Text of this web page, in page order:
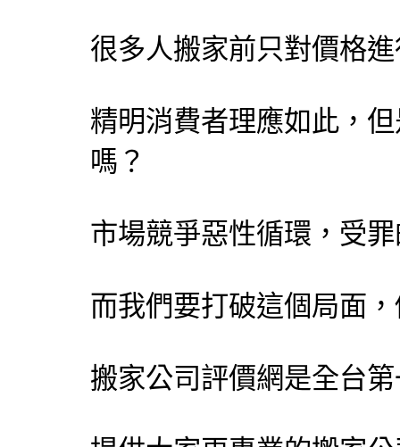
很多人搬家前只對價格
精明消費者理應如此，
嗎？
市場競爭惡性循環，受
而我們要打破這個局面
搬家公司評價網是全台